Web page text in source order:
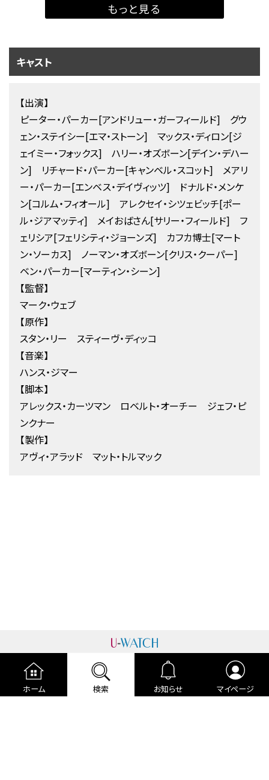
ホーム 検索 お知らせ マイページ
もっと見る
キャスト
【出演】
ピーター・パーカー[アンドリュー・ガーフィールド] グウ
ェン・ステイシー[エマ・ストーン] マックス・ディロン[ジ
ェイミー・フォックス] ハリー・オズボーン[デイン・デハー
ン] リチャード・パーカー[キャンベル・スコット] メアリ
ー・パーカー[エンベス・デイヴィッツ] ドナルド・メンケ
ン[コルム・フィオール] アレクセイ・シツェビッチ[ポー
ル・ジアマッティ] メイおばさん[サリー・フィールド] フ
ェリシア[フェリシティ・ジョーンズ] カフカ博士[マート
ン・ソーカス] ノーマン・オズボーン[クリス・クーパー]
ベン・パーカー[マーティン・シーン]
【監督】
マーク・ウェブ
【原作】
スタン・リー スティーヴ・ディッコ
【音楽】
ハンス・ジマー
【脚本】
アレックス・カーツマン ロベルト・オーチー ジェフ・ピ
ンクナー
【製作】
アヴィ・アラッド マット・トルマック
運営者情報 プライバシーポリシー
cookieポリシー
利用規約
ご利用ガイド 編集部より
広告掲載について